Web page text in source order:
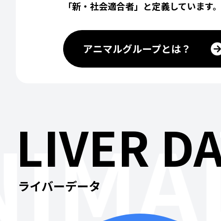
「新・社会適合者」と定義しています。
アニマルグループとは？
LIVER
ライバーデータ